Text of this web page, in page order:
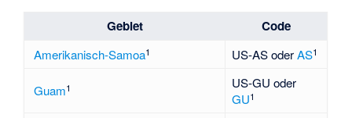
Gebiet Code
Amerikanisch-Samoa1 US-AS oderAS1
Guam1
US-GU oder
GU1